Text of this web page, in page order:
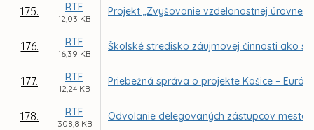
175. RTF
12,03 KB
Projekt „Zvyšovanie vzdelanostnej úrovne
176. RTF
16,39 KB
Školské stredisko záujmovej činnosti ako
177. RTF
12,24 KB
Priebežná správa o projekte Košice –
178. RTF
308,8 KB
Odvolanie delegovaných zástupcov mesta